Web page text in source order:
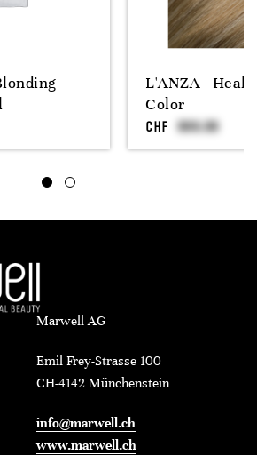
L'ANZA -
Color
CHF
Marwell AG
Emil Frey-Strasse 100
CH-4142 Münchenstein
info@marwell.ch
www.marwell.ch